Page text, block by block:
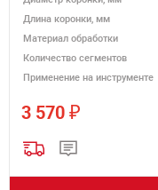
Длина коронки, мм
Материал обработки
Количество сегментов
Применение на инструменте
3 570 ₽